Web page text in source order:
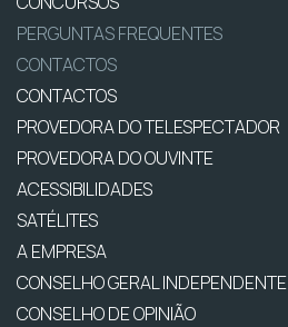
PERGUNTAS FREQUENTES
CONTACTOS
CONTACTOS
PROVEDORA DO TELESPECTADOR
PROVEDORA DO OUVINTE
ACESSIBILIDADES
SATÉLITES
A EMPRESA
CONSELHO GERAL INDEPENDENTE
CONSELHO DE OPINIÃO